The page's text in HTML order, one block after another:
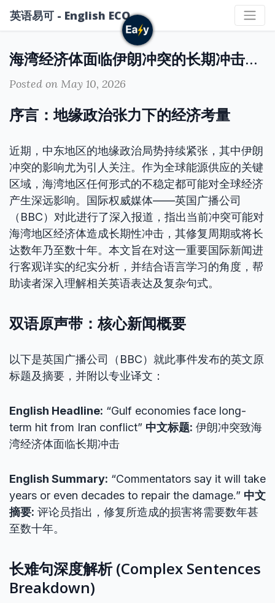
英语易可 - English ECO
海湾经济体面临伊朗冲突的长期冲击：修复需数载乃至数十年
Posted on May 10, 2026
序言：地缘政治张力下的经济考量
近期，中东地区的地缘政治局势持续紧张，其中伊朗
冲突的影响尤为引人关注。作为全球能源供应的关键
区域，海湾地区任何形式的不稳定都可能对全球经济
产生深远影响。国际权威媒体——英国广播公司
（BBC）对此进行了深入报道，指出当前冲突可能对
海湾地区经济体造成长期性冲击，其修复周期或将长
达数年乃至数十年。本文旨在对这一重要国际新闻进
行客观详实的纪实分析，并结合语言学习的角度，帮
助读者深入理解相关英语表达及复杂句式。
双语原声带：核心新闻概要
以下是英国广播公司（BBC）就此事件发布的英文原
标题及摘要，并附以专业译文：
English Headline: “Gulf economies face long-
term hit from Iran conflict” 中文标题: 伊朗冲突致海
湾经济体面临长期冲击
English Summary: “Commentators say it will take
years or even decades to repair the damage.” 中文
摘要: 评论员指出，修复所造成的损害将需要数年甚
至数十年。
长难句深度解析 (Complex Sentences
Breakdown)